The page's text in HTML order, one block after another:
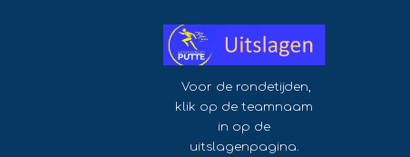
Voor de rondetijden,
klik op de teamnaam
in op de
uitslagenpagina.